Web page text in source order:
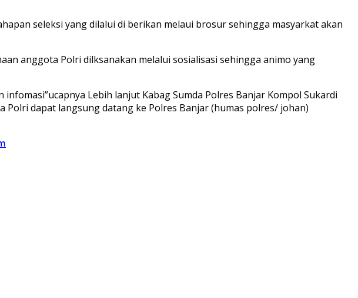
seleksi yang dilalui di berikan melaui brosur sehingga masyarkat akan
anggota Polri dilksanakan melalui sosialisasi sehingga animo yang
Lebih lanjut Kabag Sumda Polres Banjar Kompol Sukardi
dapat langsung datang ke Polres Banjar (humas polres/ johan)